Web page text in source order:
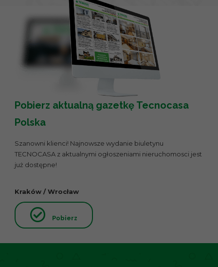
Pobierz aktualną gazetkę Tecnocasa
Polska
Szanowni klienci! Najnowsze wydanie biuletynu
TECNOCASA z aktualnymi ogłoszeniami nieruchomosci jest
już dostępne!
Kraków / Wrocław
Pobierz